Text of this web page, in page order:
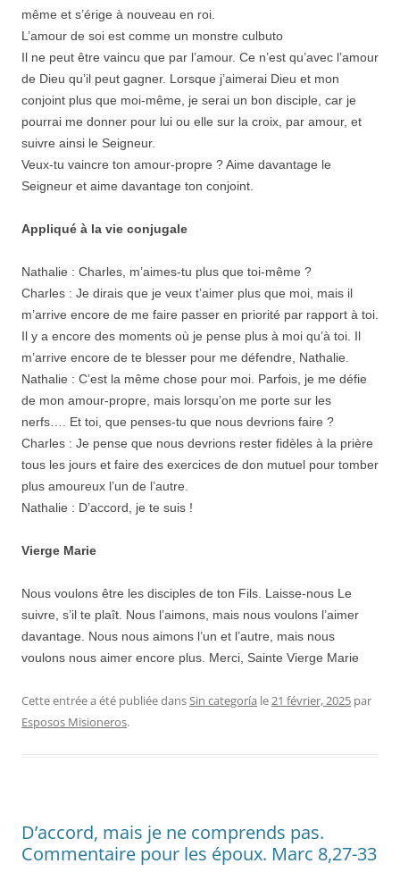
même et s’érige à nouveau en roi.
L’amour de soi est comme un monstre culbuto
Il ne peut être vaincu que par l’amour. Ce n’est qu’avec l’amour
de Dieu qu’il peut gagner. Lorsque j’aimerai Dieu et mon
conjoint plus que moi-même, je serai un bon disciple, car je
pourrai me donner pour lui ou elle sur la croix, par amour, et
suivre ainsi le Seigneur.
Veux-tu vaincre ton amour-propre ? Aime davantage le
Seigneur et aime davantage ton conjoint.
Appliqué à la vie conjugale
Nathalie : Charles, m’aimes-tu plus que toi-même ?
Charles : Je dirais que je veux t’aimer plus que moi, mais il
m’arrive encore de me faire passer en priorité par rapport à toi.
Il y a encore des moments où je pense plus à moi qu’à toi. Il
m’arrive encore de te blesser pour me défendre, Nathalie.
Nathalie : C’est la même chose pour moi. Parfois, je me défie
de mon amour-propre, mais lorsqu’on me porte sur les
nerfs…. Et toi, que penses-tu que nous devrions faire ?
Charles : Je pense que nous devrions rester fidèles à la prière
tous les jours et faire des exercices de don mutuel pour tomber
plus amoureux l’un de l’autre.
Nathalie : D’accord, je te suis !
Vierge Marie
Nous voulons être les disciples de ton Fils. Laisse-nous Le
suivre, s’il te plaît. Nous l’aimons, mais nous voulons l’aimer
davantage. Nous nous aimons l’un et l’autre, mais nous
voulons nous aimer encore plus. Merci, Sainte Vierge Marie
Cette entrée a été publiée dansSin categoría le21 février, 2025 par
Esposos Misioneros.
D’accord, mais je ne comprends pas.
Commentaire pour les époux. Marc 8,27-33